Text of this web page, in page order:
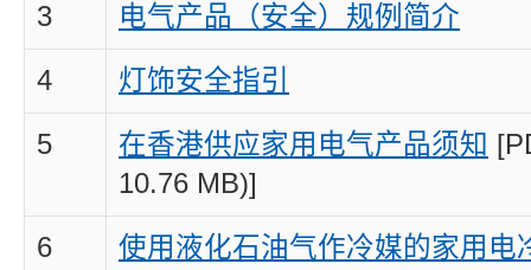
3 电气产品（安全）规例简介
4 灯饰安全指引
5 在香港供应家用电气产品须知
10.76 MB)]
6
使用液化石油气作冷媒的家用电